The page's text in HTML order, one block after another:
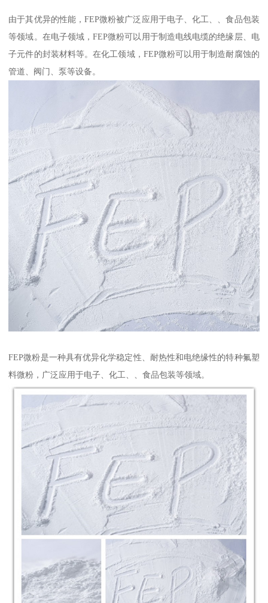
由于其优异的性能，FEP微粉被广泛应用于电子、化工、、食品包装
等领域。在电子领域，FEP微粉可以用于制造电线电缆的绝缘层、电
子元件的封装材料等。在化工领域，FEP微粉可以用于制造耐腐蚀的
管道、阀门、泵等设备。
FEP微粉是一种具有优异化学稳定性、耐热性和电绝缘性的特种氟塑
料微粉，广泛应用于电子、化工、、食品包装等领域。